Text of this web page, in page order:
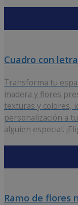
Cuadro con
Transforma tu
madera y flores
texturas y colores,
personalización a
alguien especial.
Ramo de flores